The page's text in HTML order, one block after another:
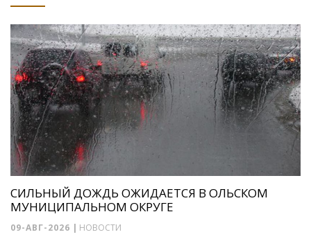
СИЛЬНЫЙ ДОЖДЬ ОЖИДАЕТСЯ В ОЛЬСКОМ
МУНИЦИПАЛЬНОМ ОКРУГЕ
09-АВГ-2026 | НОВОСТИ